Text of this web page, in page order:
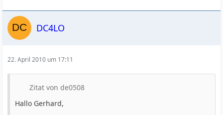
DC4LO
22. April 2010 um 17:11
Zitat von de0508
Hallo Gerhard,